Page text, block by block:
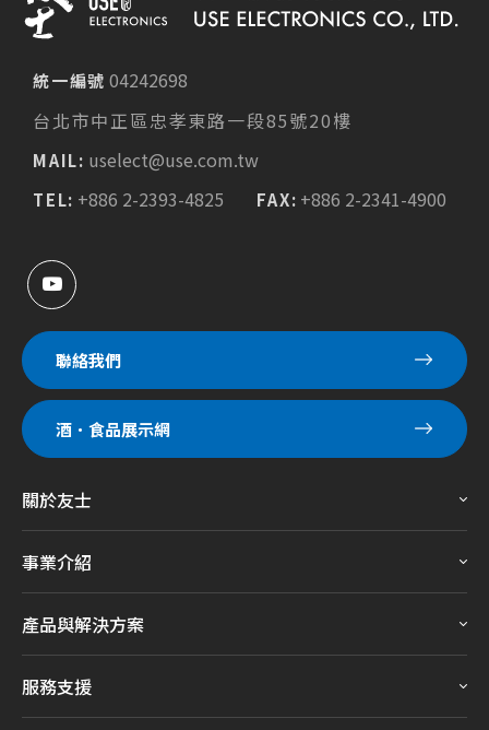
統一編號 04242698
台北市中正區忠孝東路一段85號20樓
MAIL: uselect@use.com.tw
TEL: +886 2-2393-4825 FAX: +886 2-2341-4900
聯絡我們
酒．食品展示網
關於友士
事業介紹
產品與解決方案
服務支援